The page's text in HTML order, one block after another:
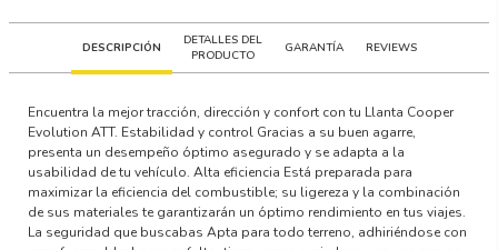
DESCRIPCIÓN
DETALLES DEL
PRODUCTO
GARANTÍA REVIEWS
Encuentra la mejor tracción, dirección y confort con tu Llanta Cooper
Evolution ATT. Estabilidad y control Gracias a su buen agarre,
presenta un desempeño óptimo asegurado y se adapta a la
usabilidad de tu vehículo. Alta eficiencia Está preparada para
maximizar la eficiencia del combustible; su ligereza y la combinación
de sus materiales te garantizarán un óptimo rendimiento en tus viajes.
La seguridad que buscabas Apta para todo terreno, adhiriéndose con